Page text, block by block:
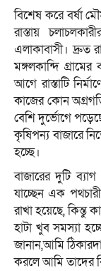
বিশেষ করে বর্ষা
রাস্তায়
এলাকাবাসী। দ্রুত
মঙ্গলকান্দি
আগে রাস্তাটি
কাজের কোন
বেশি দুর্ভোগে
কৃষিপন্য বাজারে
হচ্ছে।
বাজারের দুটি
যাচ্ছেন এক পথচারী
রাখা হয়েছে, কিন্তু
হাটা খুব সমস্যা
জানান,আমি
করলে আমি তাদের